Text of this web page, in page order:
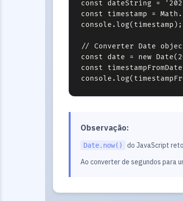
const dateString =
const timestamp =
// Converter Date
const date = new
const
Observação:
Date.now()
do JavaScript
Ao converter de segundos para